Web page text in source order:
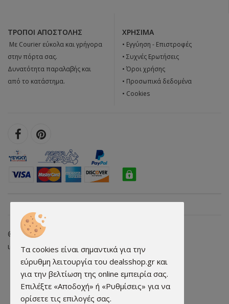
ΤΡΌΠΟΙ ΑΠΟΣΤΟΛΉΣ
 Με Courier εύκολα και γρήγορα
στην πόρτα σας.
Δυνατότητα παραλαβής και
από το κατάστημα.
ΧΡΉΣΙΜΑ
• Εγγύηση - Επιστροφές
• Συχνές Ερωτήσεις
• Όροι χρήσης
• Προσωπικά δεδομένα
• Cookies
© 2026 dealsshop.gr All rights reserved. • Κατασκευή
ιστοσελίδων - qualityweb.gr
Τα cookies είναι σημαντικά για την
εύρυθμη λειτουργία του dealsshop.gr και
για την βελτίωση της online εμπειρία σας.
Επιλέξτε «Αποδοχή» ή «Ρυθμίσεις» για να
ορίσετε τις επιλογές σας.